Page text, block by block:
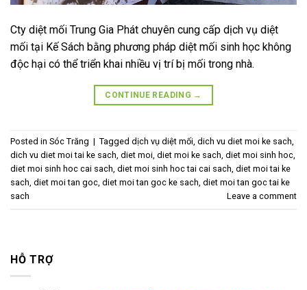
Cty diệt mối Trung Gia Phát chuyên cung cấp dịch vụ diệt
mối tại Kế Sách bằng phương pháp diệt mối sinh học không
độc hại có thể triển khai nhiều vị trí bị mối trong nhà.
CONTINUE READING →
Posted in Sóc Trăng | Tagged dịch vụ diệt mối, dich vu diet moi ke sach,
dich vu diet moi tai ke sach, diet moi, diet moi ke sach, diet moi sinh hoc,
diet moi sinh hoc cai sach, diet moi sinh hoc tai cai sach, diet moi tai ke
sach, diet moi tan goc, diet moi tan goc ke sach, diet moi tan goc tai ke
sach
Leave a comment
HỖ TRỢ